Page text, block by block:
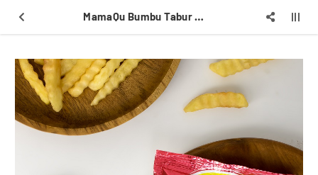
MamaQu Bumbu Tabur Rasa Balado Pedas Manis